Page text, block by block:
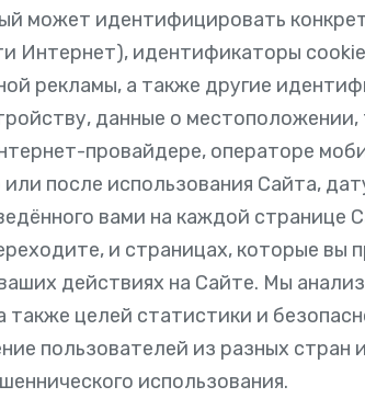
может идентифицировать
Интернет), идентификаторы
рекламы, а также другие
данные о местоположении,
провайдере, операторе
после использования Сайта,
вами на каждой странице
и страницах, которые вы
действиях на Сайте. Мы
также целей статистики и
пользователей из разных стран
использования.